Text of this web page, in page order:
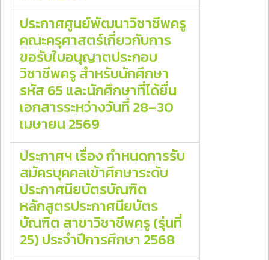
ประกาศศูนย์พัฒนาวิชาชีพครู
คณะครุศาสตร์เกี่ยวกับการ
ขอรับใบอนุญาตประกอบ
วิชาชีพครู สำหรับนักศึกษา
รหัส 65 และนักศึกษาที่ได้ยื่น
เอกสารระหว่างวันที่ 28–30
เมษายน 2569
ประกาศฯ เรื่อง กําหนดการรับ
สมัครบุคคลเข้าศึกษาระดับ
ประกาศนียบัตรบัณฑิต
หลักสูตรประกาศนียบัตร
บัณฑิต สาขาวิชาชีพครู (รุ่นที่
25) ประจําปีการศึกษา 2568